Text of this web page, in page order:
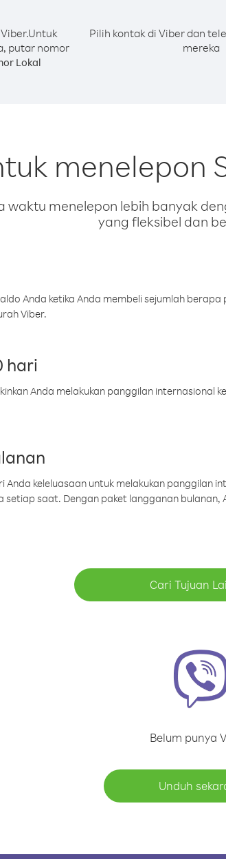
Untuk
putar nomor
Lokal
Pilih kontak di Viber dan
mereka
menelepon
waktu menelepon lebih banyak
yang fleksibel dan
Anda ketika Anda membeli sejumlah
Viber.
hari
Anda melakukan panggilan internasional
Anda keleluasaan untuk melakukan panggilan
setiap saat. Dengan paket langganan
Cari Tujuan
Belum punya
Unduh